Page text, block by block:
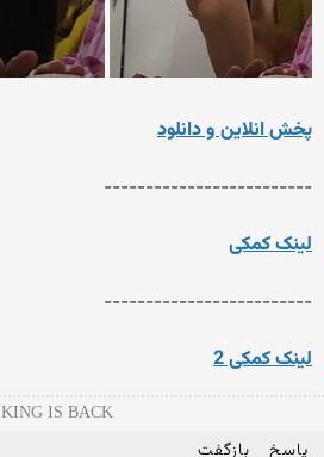
پخش انلاین و دانلود
-------------------------
لینک کمکی
-------------------------
لینک کمکی 2
KING IS BACK
پاسخ بازگفت